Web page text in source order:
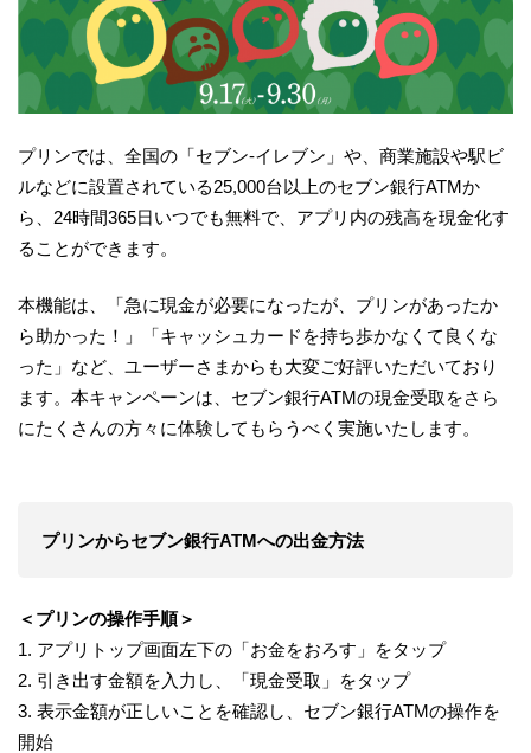
プリンでは、全国の「セブン-イレブン」や、商業施設や駅ビ
ルなどに設置されている25,000台以上のセブン銀行ATMか
ら、24時間365日いつでも無料で、アプリ内の残高を現金化す
ることができます。
本機能は、「急に現金が必要になったが、プリンがあったか
ら助かった！」「キャッシュカードを持ち歩かなくて良くな
った」など、ユーザーさまからも大変ご好評いただいており
ます。本キャンペーンは、セブン銀行ATMの現金受取をさら
にたくさんの方々に体験してもらうべく実施いたします。
プリンからセブン銀行ATMへの出金方法
＜プリンの操作手順＞
1. アプリトップ画面左下の「お金をおろす」をタップ
2. 引き出す金額を入力し、「現金受取」をタップ
3. 表示金額が正しいことを確認し、セブン銀行ATMの操作を
開始